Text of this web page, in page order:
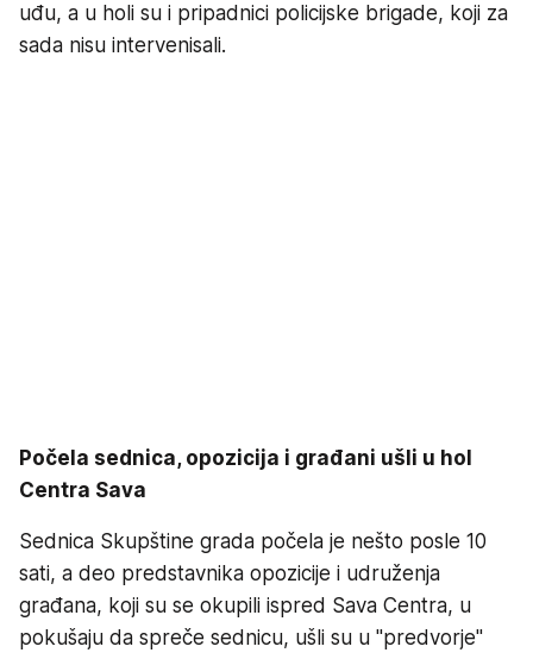
uđu, a u holi su i pripadnici policijske brigade, koji za
sada nisu intervenisali.
Počela sednica, opozicija i građani ušli u hol
Centra Sava
Sednica Skupštine grada počela je nešto posle 10
sati, a deo predstavnika opozicije i udruženja
građana, koji su se okupili ispred Sava Centra, u
pokušaju da spreče sednicu, ušli su u "predvorje"